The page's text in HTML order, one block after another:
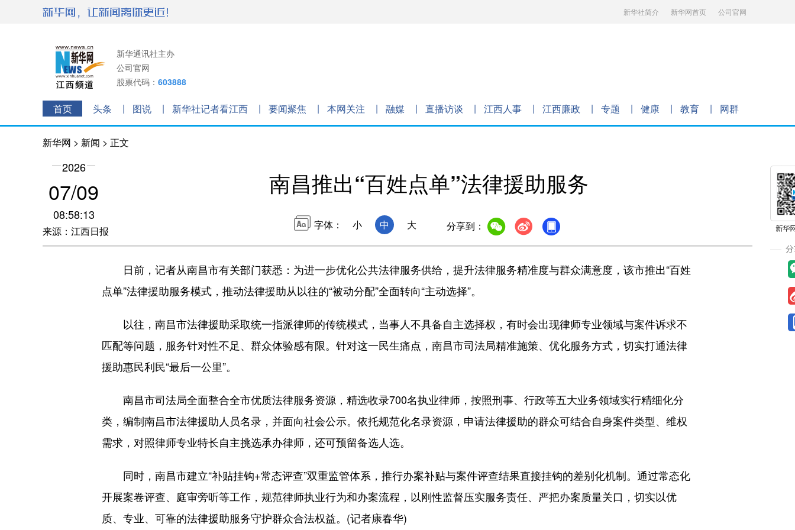
新华社简介 新华网首页 公司官网
新华通讯社主办
公司官网
股票代码： 603888
首页 头条 图说 新华社记者看江西 要闻聚焦 本网关注 融媒 直播访谈 江西人事 江西廉政 专题 健康 教育 网群
新华网 > 新闻 > 正文
2026
07/09
08:58:13
来源：江西日报
南昌推出“百姓点单”法律援助服务
字体： 小 中 大 分享到：
日前，记者从南昌市有关部门获悉：为进一步优化公共法律服务供给，提升法律服务精准度与群众满意度，该市推出“百姓
点单”法律援助服务模式，推动法律援助从以往的“被动分配”全面转向“主动选择”。
以往，南昌市法律援助采取统一指派律师的传统模式，当事人不具备自主选择权，有时会出现律师专业领域与案件诉求不
匹配等问题，服务针对性不足、群众体验感有限。针对这一民生痛点，南昌市司法局精准施策、优化服务方式，切实打通法律
援助惠民利民“最后一公里”。
南昌市司法局全面整合全市优质法律服务资源，精选收录700名执业律师，按照刑事、行政等五大业务领域实行精细化分
类，编制南昌市法律援助人员名录，并面向社会公示。依托规范化名录资源，申请法律援助的群众可结合自身案件类型、维权
需求，对照律师专业特长自主挑选承办律师，还可预留备选人选。
同时，南昌市建立“补贴挂钩+常态评查”双重监管体系，推行办案补贴与案件评查结果直接挂钩的差别化机制。通过常态化
开展案卷评查、庭审旁听等工作，规范律师执业行为和办案流程，以刚性监督压实服务责任、严把办案质量关口，切实以优
质、专业、可靠的法律援助服务守护群众合法权益。(记者康春华)